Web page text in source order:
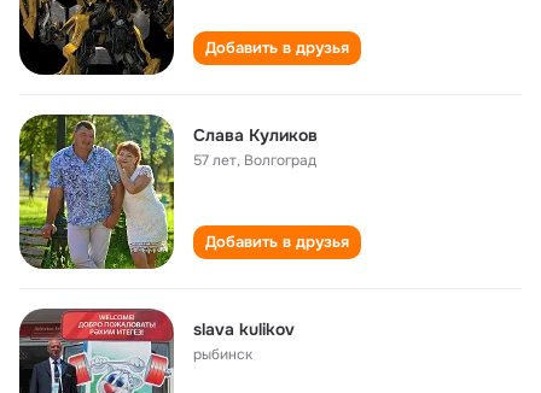
Добавить в друзья
Слава Куликов
57 лет, Волгоград
Добавить в друзья
slava kulikov
рыбинск